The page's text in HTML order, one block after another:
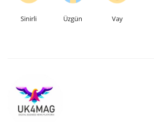
İletişim
Sinirli Üzgün Vay